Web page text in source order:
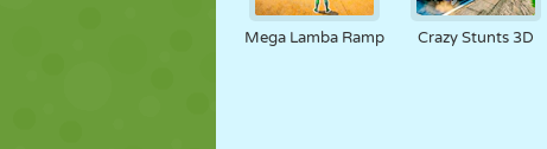
Mega Lamba Ramp Crazy Stunts 3D